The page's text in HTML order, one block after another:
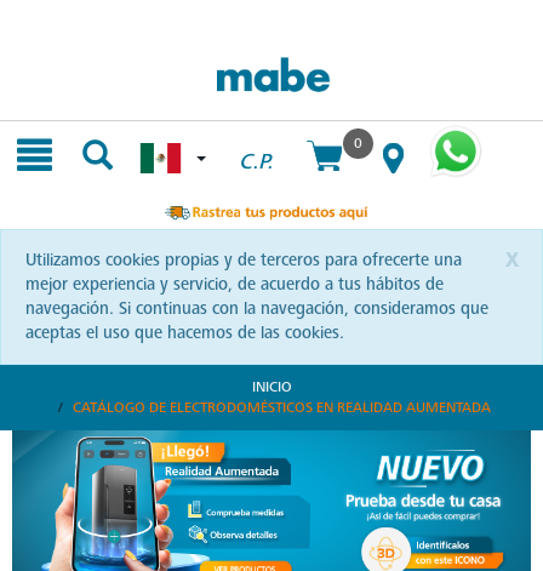
C.P.
0
x
Utilizamos cookies propias y de terceros para ofrecerte una
mejor experiencia y servicio, de acuerdo a tus hábitos de
navegación. Si continuas con la navegación, consideramos que
aceptas el uso que hacemos de las cookies.
INICIO
CATÁLOGO DE ELECTRODOMÉSTICOS EN REALIDAD AUMENTADA